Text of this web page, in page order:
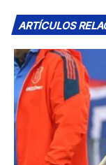
ARTÍCULOS